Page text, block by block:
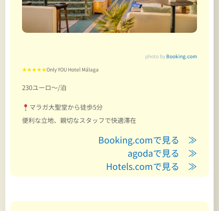
photo by Booking.com
★★★★★Only YOU Hotel Málaga
230ユーロ～/泊
マラガ大聖堂から徒歩5分
便利な立地、親切なスタッフで快適滞在
Booking.comで見る ≫
agodaで見る ≫
Hotels.comで見る ≫